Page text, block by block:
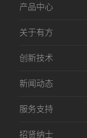
产品中心
关于有方
创新技术
新闻动态
服务支持
招贤纳士